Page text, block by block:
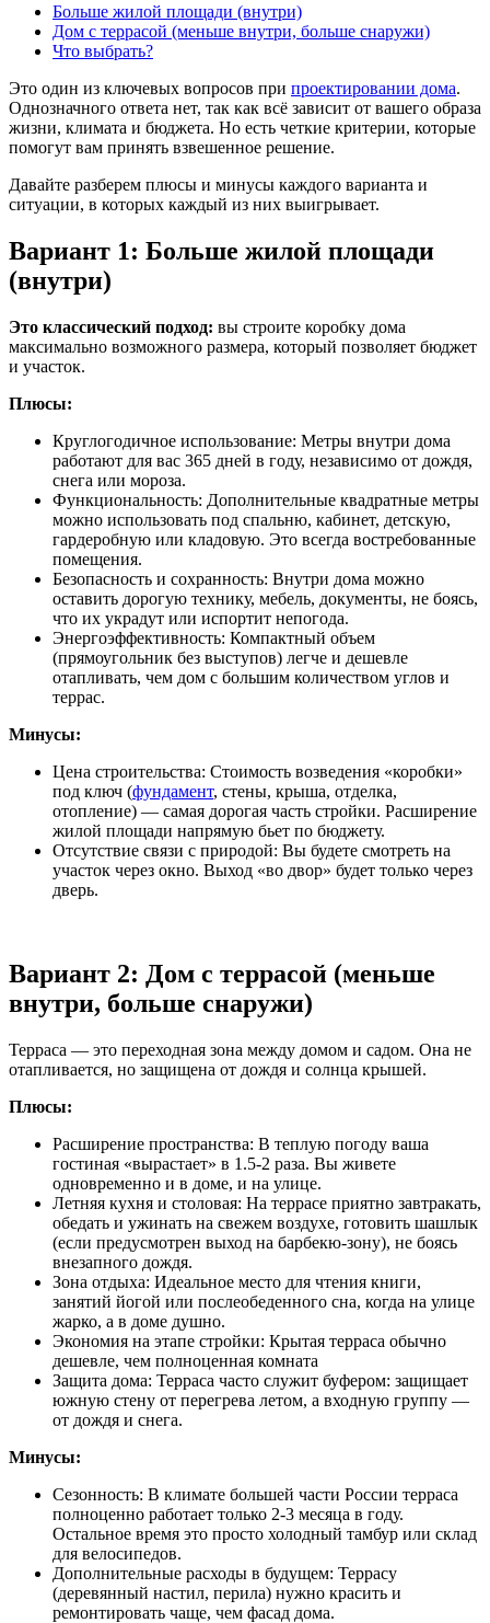
Больше жилой площади (внутри)
Дом с террасой (меньше внутри, больше снаружи)
Что выбрать?
Это один из ключевых вопросов при проектировании дома.
Однозначного ответа нет, так как всё зависит от вашего образа
жизни, климата и бюджета. Но есть четкие критерии, которые
помогут вам принять взвешенное решение.
Давайте разберем плюсы и минусы каждого варианта и
ситуации, в которых каждый из них выигрывает.
Вариант 1: Больше жилой площади
(внутри)
Это классический подход: вы строите коробку дома
максимально возможного размера, который позволяет бюджет
и участок.
Плюсы:
Круглогодичное использование: Метры внутри дома
работают для вас 365 дней в году, независимо от дождя,
снега или мороза.
Функциональность: Дополнительные квадратные метры
можно использовать под спальню, кабинет, детскую,
гардеробную или кладовую. Это всегда востребованные
помещения.
Безопасность и сохранность: Внутри дома можно
оставить дорогую технику, мебель, документы, не боясь,
что их украдут или испортит непогода.
Энергоэффективность: Компактный объем
(прямоугольник без выступов) легче и дешевле
отапливать, чем дом с большим количеством углов и
террас.
Минусы:
Цена строительства: Стоимость возведения «коробки»
под ключ (фундамент, стены, крыша, отделка,
отопление) — самая дорогая часть стройки. Расширение
жилой площади напрямую бьет по бюджету.
Отсутствие связи с природой: Вы будете смотреть на
участок через окно. Выход «во двор» будет только через
дверь.
Вариант 2: Дом с террасой (меньше
внутри, больше снаружи)
Терраса — это переходная зона между домом и садом. Она не
отапливается, но защищена от дождя и солнца крышей.
Плюсы:
Расширение пространства: В теплую погоду ваша
гостиная «вырастает» в 1.5-2 раза. Вы живете
одновременно и в доме, и на улице.
Летняя кухня и столовая: На террасе приятно завтракать,
обедать и ужинать на свежем воздухе, готовить шашлык
(если предусмотрен выход на барбекю-зону), не боясь
внезапного дождя.
Зона отдыха: Идеальное место для чтения книги,
занятий йогой или послеобеденного сна, когда на улице
жарко, а в доме душно.
Экономия на этапе стройки: Крытая терраса обычно
дешевле, чем полноценная комната
Защита дома: Терраса часто служит буфером: защищает
южную стену от перегрева летом, а входную группу —
от дождя и снега.
Минусы:
Сезонность: В климате большей части России терраса
полноценно работает только 2-3 месяца в году.
Остальное время это просто холодный тамбур или склад
для велосипедов.
Дополнительные расходы в будущем: Террасу
(деревянный настил, перила) нужно красить и
ремонтировать чаще, чем фасад дома.